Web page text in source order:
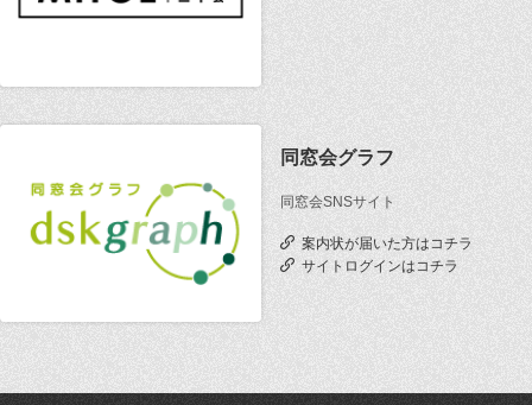
同窓会グラフ
同窓会SNSサイト
案内状が届いた方はコチラ
サイトログインはコチラ